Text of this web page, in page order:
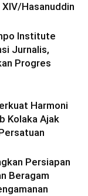
Hasanuddin
Institute
Jurnalis,
Progres
Harmoni
Kolaka Ajak
Persiapan
Beragam